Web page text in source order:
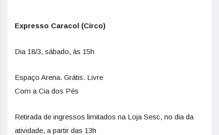
Expresso Caracol (Circo)
Dia 18/3, sábado, às 15h
Espaço Arena. Grátis. Livre
Com a Cia dos Pés
Retirada de ingressos limitados na Loja Sesc, no dia da
atividade, a partir das 13h